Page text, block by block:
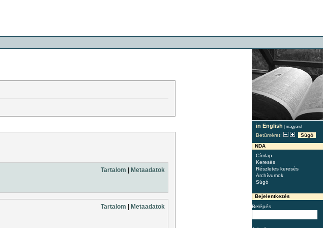
in English | magyarul
Betűméret:
Súgó
NDA
Címlap
Keresés
Részletes keresés
Archívumok
Súgó
Bejelentkezés
Belépés
Tartalom | Metaadatok
Tartalom Metaadatok